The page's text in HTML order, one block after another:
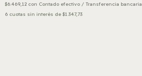
$6.469,12 con Contado efectivo / Transferencia bancaria
6 cuotas sin interés de $1.347,73